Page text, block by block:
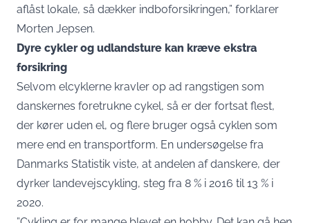
aflåst lokale, så dækker indboforsikringen,” forklarer
Morten Jepsen.
Dyre cykler og udlandsture kan kræve ekstra
forsikring
Selvom elcyklerne kravler op ad rangstigen som
danskernes foretrukne cykel, så er der fortsat flest,
der kører uden el, og flere bruger også cyklen som
mere end en transportform. En undersøgelse fra
Danmarks Statistik viste, at andelen af danskere, der
dyrker landevejscykling, steg fra 8 % i 2016 til 13 % i
2020.